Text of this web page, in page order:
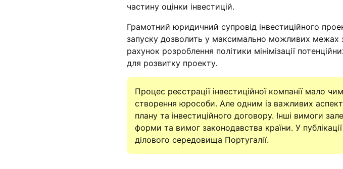
частину оцінки інвестицій.
Грамотний юридичний супровід інвестиційного
запуску дозволить у максимально можливих межах
рахунок розроблення політики мінімізації
для розвитку проекту.
Процес реєстрації інвестиційної компанії мало
створення юрособи. Але одним із важливих
плану та інвестиційного договору. Інші вимоги
форми та вимог законодавства країни. У
ділового середовища Португалії.